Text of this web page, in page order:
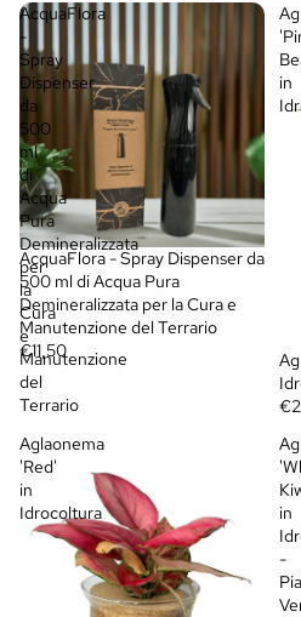
AcquaFlora
-
Spray
Dispenser
da
500
ml
di
Acqua
Pura
Demineralizzata
per
la
Cura
e
Manutenzione
del
Terrario
AcquaFlora - Spray Dispenser da
500 ml di Acqua Pura
Demineralizzata per la Cura e
Manutenzione del Terrario
€11,50
in
Aglaonema
'Red'
in
Idrocoltura
in
-